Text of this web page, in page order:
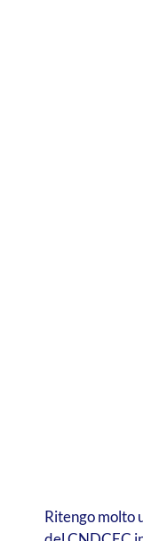
Ritengo molto